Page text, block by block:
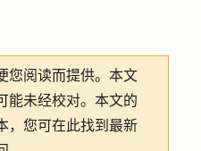
您阅读而提供。 本文
能未经校对。本文的
，您可在此找到最新